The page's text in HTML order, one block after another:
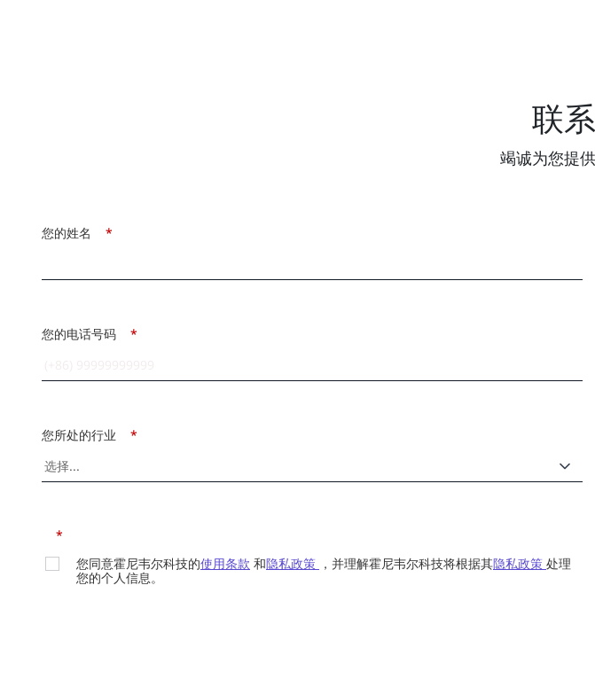
联
竭诚为您提
*
您的姓名
*
您的电话号码
*
您所处的行业
*
您同意霍尼韦尔科技的使用条款 和隐私政策 ，并理解霍尼韦尔科技将根据其隐私政策 处理
您的个人信息。